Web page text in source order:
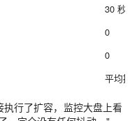
30 秒
0
0
平均提
行了扩容，监控大盘上看